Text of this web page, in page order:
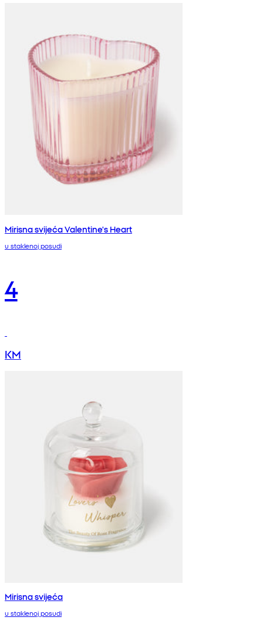
Mirisna svijeća Valentine's Heart
u staklenoj posudi
4
KM
Mirisna svijeća
u staklenoj posudi